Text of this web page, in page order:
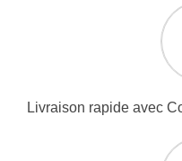
Livraison rapide avec